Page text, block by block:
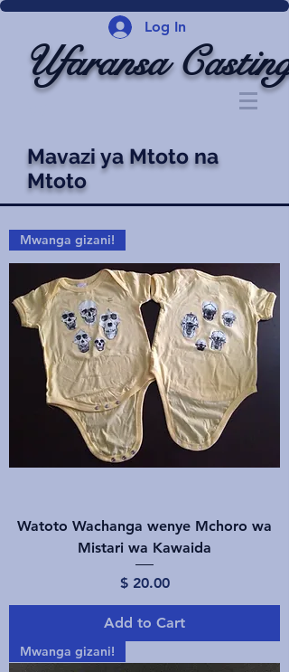
Log In
Ufaransa Casting
Mavazi ya Mtoto na
Mtoto
Mwanga gizani!
Watoto Wachanga wenye Mchoro wa
Mistari wa Kawaida
Price
$ 20.00
Add to Cart
Mwanga gizani!